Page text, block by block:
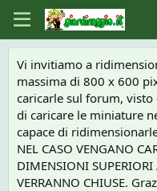
Vi invitiamo a
massima di 800 x 600
caricarle sul forum, visto
di caricare le miniature
capace di
NEL CASO VENGANO
DIMENSIONI
VERRANNO CHIUSE.